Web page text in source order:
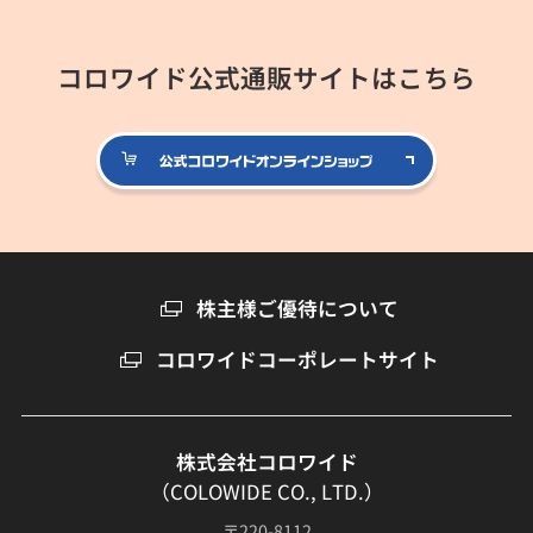
コロワイド公式通販サイトはこちら
公式コロ
株主様ご優待について
コロワイドコーポレートサイト
株式会社コロワイド
（COLOWIDE CO., LTD.）